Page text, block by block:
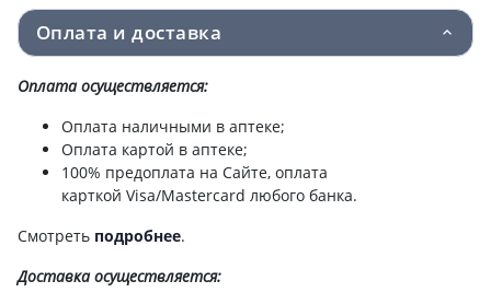
Оплата и доставка
Оплата осуществляется:
Оплата наличными в аптеке;
Оплата картой в аптеке;
100% предоплата на Сайте, оплата
карткой Visa/Mastercard любого банка.
Смотреть подробнее.
Доставкаосуществляется: